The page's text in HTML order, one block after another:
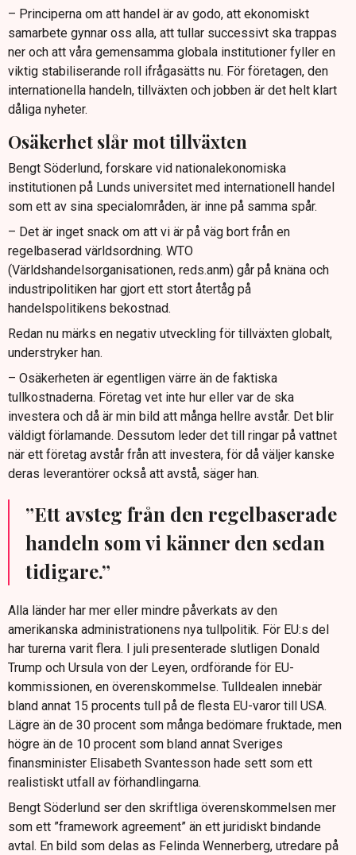
– Principerna om att handel är av godo, att ekonomiskt
samarbete gynnar oss alla, att tullar successivt ska trappas
ner och att våra gemensamma globala institutioner fyller en
viktig stabiliserande roll ifrågasätts nu. För företagen, den
internationella handeln, tillväxten och jobben är det helt klart
dåliga nyheter.
Osäkerhet slår mot tillväxten
Bengt Söderlund, forskare vid nationalekonomiska
institutionen på Lunds universitet med internationell handel
som ett av sina specialområden, är inne på samma spår.
– Det är inget snack om att vi är på väg bort från en
regelbaserad världsordning. WTO
(Världshandelsorganisationen, reds.anm) går på knäna och
industripolitiken har gjort ett stort återtåg på
handelspolitikens bekostnad.
Redan nu märks en negativ utveckling för tillväxten globalt,
understryker han.
– Osäkerheten är egentligen värre än de faktiska
tullkostnaderna. Företag vet inte hur eller var de ska
investera och då är min bild att många hellre avstår. Det blir
väldigt förlamande. Dessutom leder det till ringar på vattnet
när ett företag avstår från att investera, för då väljer kanske
deras leverantörer också att avstå, säger han.
”Ett avsteg från den regelbaserade
handeln som vi känner den sedan
tidigare.”
Alla länder har mer eller mindre påverkats av den
amerikanska administrationens nya tullpolitik. För EU:s del
har turerna varit flera. I juli presenterade slutligen Donald
Trump och Ursula von der Leyen, ordförande för EU-
kommissionen, en överenskommelse. Tulldealen innebär
bland annat 15 procents tull på de flesta EU-varor till USA.
Lägre än de 30 procent som många bedömare fruktade, men
högre än de 10 procent som bland annat Sveriges
finansminister Elisabeth Svantesson hade sett som ett
realistiskt utfall av förhandlingarna.
Bengt Söderlund ser den skriftliga överenskommelsen mer
som ett ”framework agreement” än ett juridiskt bindande
avtal. En bild som delas as Felinda Wennerberg, utredare på